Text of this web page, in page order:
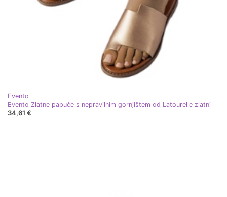
Evento
Evento Zlatne papuče s nepravilnim gornjištem od Latourelle zlatni
34,61 €